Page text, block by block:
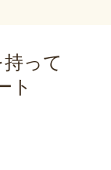
って
ト